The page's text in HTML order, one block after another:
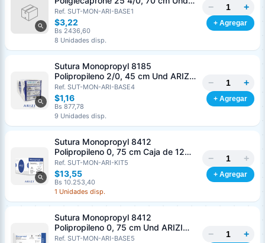
ARIZI Aguja de 3/8 Corte inverso 19
mm
Ref. SUT-MON-ARI-BASE1
$3,22
Bs 2436,60
8 Unidades disp.
− +
+ Agregar
Sutura Monopropyl 8185
Polipropileno 2/0, 45 cm Und ARIZI
Aguja de 3/8 Corte Inverso 26 mm
Ref. SUT-MON-ARI-BASE4
$1,16
Bs 877,78
9 Unidades disp.
− +
+ Agregar
Sutura Monopropyl 8412
Polipropileno 0, 75 cm Caja de 12
Unds ARIZI Aguja de 1/2 Circulo
Punta Conica 26 mm
Ref. SUT-MON-ARI-KIT5
$13,55
Bs 10.253,40
1 Unidades disp.
− +
+ Agregar
Sutura Monopropyl 8412
Polipropileno 0, 75 cm Und ARIZI
Aguja de 1/2 Circulo Punta Conica
Ref. SUT-MON-ARI-BASE5 − +
Completá los datos para emitir el PDF
Nombre o razón social*
Cédula o RIF*
Teléfono (opcional)
Clave